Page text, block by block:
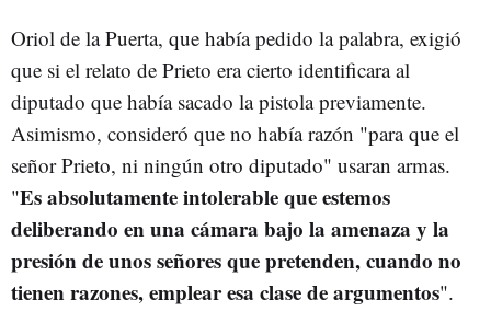
Oriol de la Puerta, que había pedido la palabra, exigió
que si el relato de Prieto era cierto identificara al
diputado que había sacado la pistola previamente.
Asimismo, consideró que no había razón "para que el
señor Prieto, ni ningún otro diputado" usaran armas.
"Es absolutamente intolerable que estemos
deliberando en una cámara bajo la amenaza y la
presión de unos señores que pretenden, cuando no
tienen razones, emplear esa clase de argumentos".